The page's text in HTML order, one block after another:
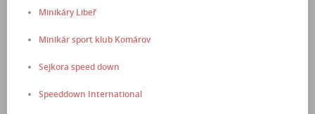
Minikáry Libeř
Minikár sport klub Komárov
Sejkora speed down
Speeddown International